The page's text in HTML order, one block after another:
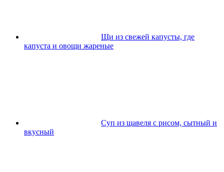
Щи из свежей капусты, где
капуста и овощи жареные
Суп из щавеля с рисом, сытный и
вкусный